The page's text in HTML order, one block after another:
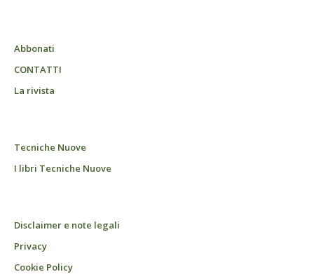
Abbonati
CONTATTI
La rivista
Tecniche Nuove
I libri Tecniche Nuove
Disclaimer e note legali
Privacy
Cookie Policy